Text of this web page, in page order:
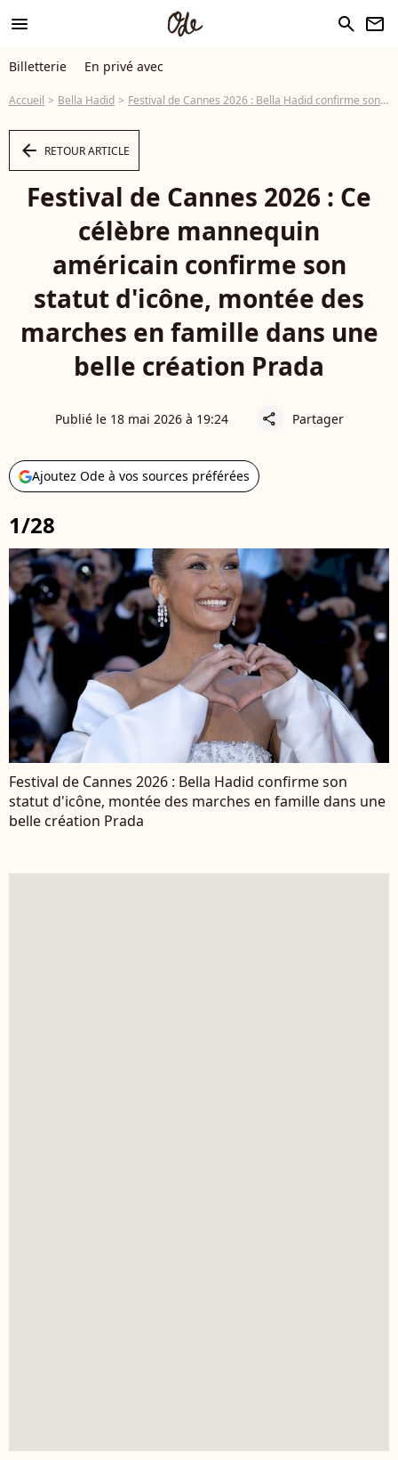
menu search newsletter
Billetterie En privé avec
Accueil Bella Hadid Festival de Cannes 2026 : Bella Hadid confirme son statut d'icône, montée des marches en famille dans une belle création Prada
arrow_left RETOUR ARTICLE
Festival de Cannes 2026 : Ce
célèbre mannequin
américain confirme son
statut d'icône, montée des
marches en famille dans une
belle création Prada
Publié le 18 mai 2026 à 19:24 share Partager
Ajoutez Ode à vos sources préférées
1/28
Festival de Cannes 2026 : Bella Hadid confirme son
statut d'icône, montée des marches en famille dans une
belle création Prada